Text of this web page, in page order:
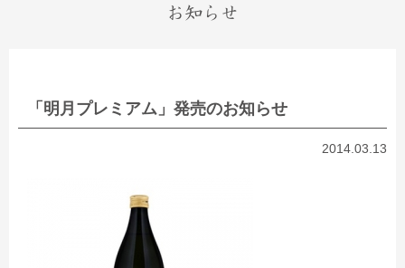
お知らせ
「明月プレミアム」発売のお知らせ
2014.03.13